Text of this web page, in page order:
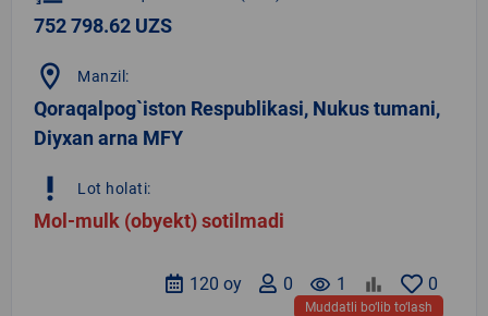
752 798.62 UZS
location_on Manzil:
Qoraqalpog`iston Respublikasi, Nukus tumani,
Diyxan arna MFY
priority_high Lot holati:
Mol-mulk (obyekt) sotilmadi
0
remove_red_eye 1
0
120 oy
Muddatli bo‘lib to‘lash